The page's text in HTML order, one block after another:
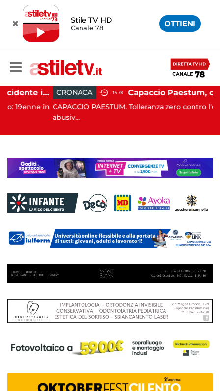
Stile TV HD
Canale 78 OTTIENI
Altavilla Silentina, incidente in moto nella notte: 19enne in prognosi riservata
in
CRONACA 15:38
CAPACCIO PAESTUM. Tolleranza zero contro
abusiv...